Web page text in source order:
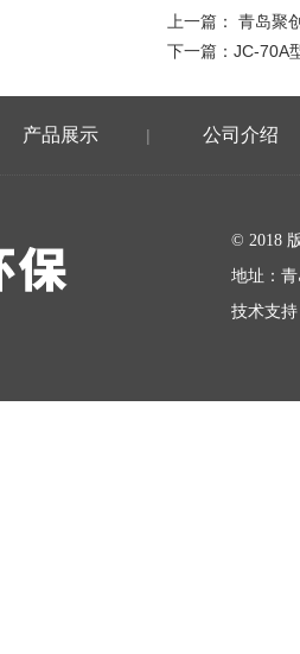
上一篇： 青岛聚
下一篇： JC-70A
产品展示 | 公司介绍
© 2018
地址：
技术支